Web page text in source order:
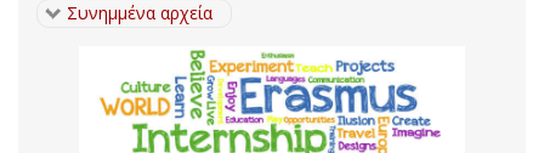
Συνημμένα αρχεία